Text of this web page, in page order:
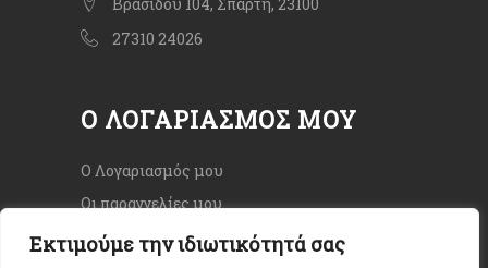
Εκτιμούμε την ιδιωτικότητά σας
27310 24026
Ο ΛΟΓΑΡΙΑΣΜΌΣ ΜΟΥ
Ο Λογαριασμός μου
Οι παραγγελίες μου